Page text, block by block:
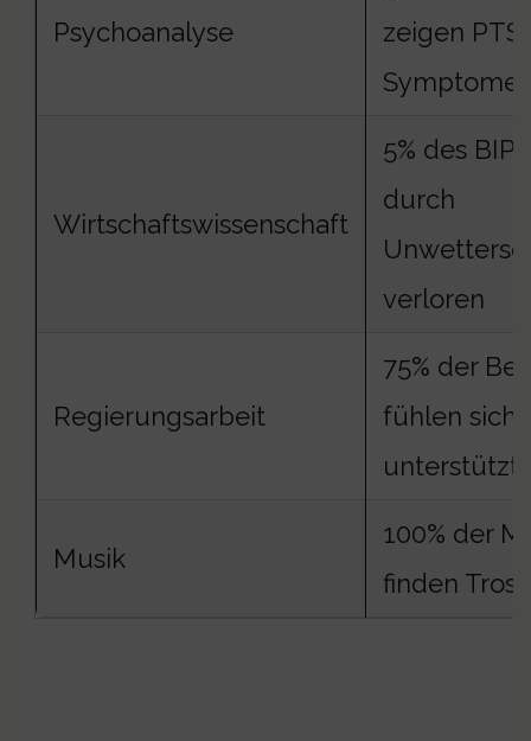
Psychoanalyse
zeigen
Symptome
Wirtschaftswissenschaft
5% des BIP
durch
verloren
Regierungsarbeit
75% der
fühlen sich
unterstützt
Musik
100% der
finden